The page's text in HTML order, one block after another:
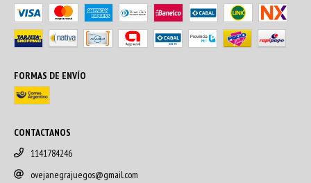
FORMAS DE ENVÍO
CONTACTANOS
1141784246
ovejanegrajuegos@gmail.com